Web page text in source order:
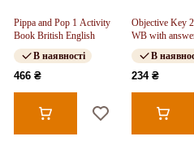
Pippa and Pop 1 Activity
Book British English
В наявності
466 ₴
Objective Key
WB with
В
234 ₴